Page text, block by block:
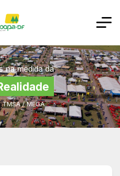
na medida da
TMSA / MEGA